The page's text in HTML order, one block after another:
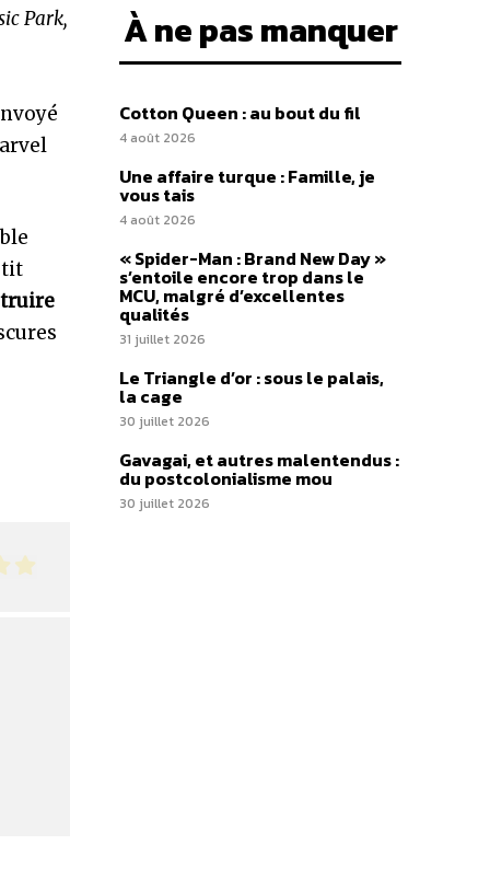
Park,
À ne pas manquer
Cotton Queen : au bout du fil
4 août 2026
Une affaire turque : Famille, je
vous tais
4 août 2026
« Spider-Man : Brand New Day »
s’entoile encore trop dans le
MCU, malgré d’excellentes
qualités
31 juillet 2026
Le Triangle d’or : sous le palais,
la cage
30 juillet 2026
Gavagai, et autres malentendus :
du postcolonialisme mou
30 juillet 2026